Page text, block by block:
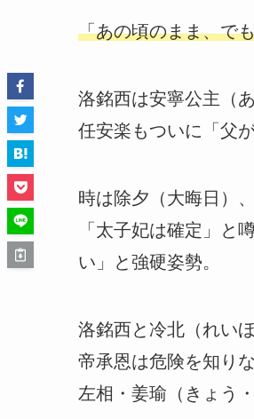
「あの頃のまま、で
洛銘西は安寧公主（
任安楽もついに「父
時は除夕（大晦日）
「太子妃は確定」と
い」と強硬姿勢。
洛銘西と冷北（れい
帝承恩は危険を知り
左相・姜瑜（きょう